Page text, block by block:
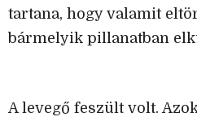
tartana, hogy valamit
bármelyik pillanatban
A levegő feszült volt.